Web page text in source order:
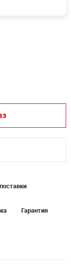
Гарантия